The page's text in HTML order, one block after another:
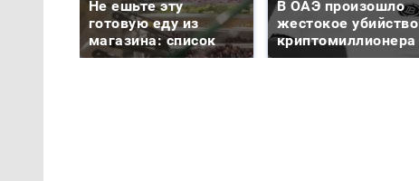
Не ешьте эту
готовую еду из
магазина: список
В ОАЭ произошло
жестокое убийство
криптомиллионера